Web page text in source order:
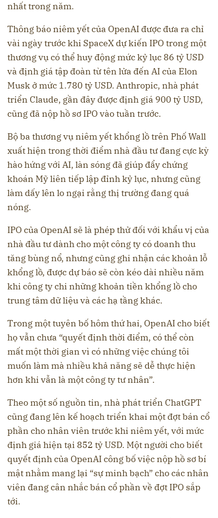
nhất trong năm.
Thông báo niêm yết của OpenAI được đưa ra chỉ
vài ngày trước khi SpaceX dự kiến IPO trong một
thương vụ có thể huy động mức kỷ lục 86 tỷ USD
và định giá tập đoàn từ tên lửa đến AI của Elon
Musk ở mức 1.780 tỷ USD. Anthropic, nhà phát
triển Claude, gần đây được định giá 900 tỷ USD,
cũng đã nộp hồ sơ IPO vào tuần trước.
Bộ ba thương vụ niêm yết khổng lồ trên Phố Wall
xuất hiện trong thời điểm nhà đầu tư đang cực kỳ
hào hứng với AI, làn sóng đã giúp đẩy chứng
khoán Mỹ liên tiếp lập đỉnh kỷ lục, nhưng cũng
làm dấy lên lo ngại rằng thị trường đang quá
nóng.
IPO của OpenAI sẽ là phép thử đối với khẩu vị của
nhà đầu tư dành cho một công ty có doanh thu
tăng bùng nổ, nhưng cũng ghi nhận các khoản lỗ
khổng lồ, được dự báo sẽ còn kéo dài nhiều năm
khi công ty chi những khoản tiền khổng lồ cho
trung tâm dữ liệu và các hạ tầng khác.
Trong một tuyên bố hôm thứ hai, OpenAI cho biết
họ vẫn chưa “quyết định thời điểm, có thể còn
mất một thời gian vì có những việc chúng tôi
muốn làm mà nhiều khả năng sẽ dễ thực hiện
hơn khi vẫn là một công ty tư nhân”.
Theo một số nguồn tin, nhà phát triển ChatGPT
cũng đang lên kế hoạch triển khai một đợt bán cổ
phần cho nhân viên trước khi niêm yết, với mức
định giá hiện tại 852 tỷ USD. Một người cho biết
quyết định của OpenAI công bố việc nộp hồ sơ bí
mật nhằm mang lại “sự minh bạch” cho các nhân
viên đang cân nhắc bán cổ phần về đợt IPO sắp
tới.